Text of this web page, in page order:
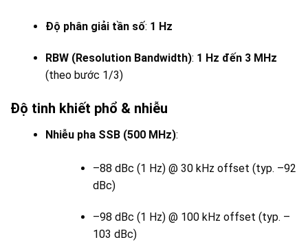
Độ phân giải tần số: 1 Hz
RBW (Resolution Bandwidth): 1 Hz đến 3 MHz
(theo bước 1/3)
Độ tinh khiết phổ & nhiễu
Nhiễu pha SSB (500 MHz):
–88 dBc (1 Hz) @ 30 kHz offset (typ. –92
dBc)
–98 dBc (1 Hz) @ 100 kHz offset (typ. –
103 dBc)